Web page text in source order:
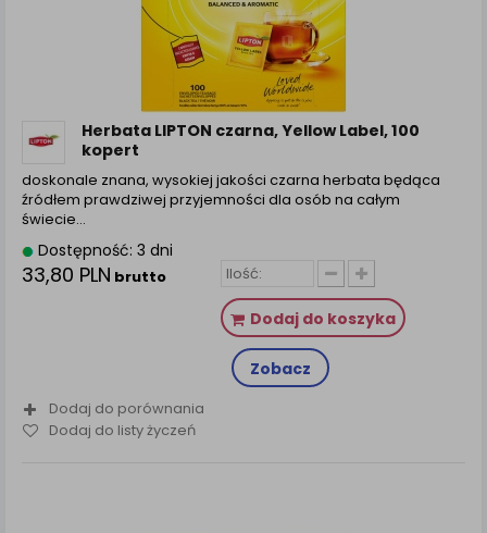
Herbata LIPTON czarna, Yellow Label, 100
kopert
doskonale znana, wysokiej jakości czarna herbata będąca
źródłem prawdziwej przyjemności dla osób na całym
świecie…
Dostępność: 3 dni
33,80 PLN brutto
Dodaj do koszyka
Zobacz
Dodaj do porównania
Dodaj do listy życzeń